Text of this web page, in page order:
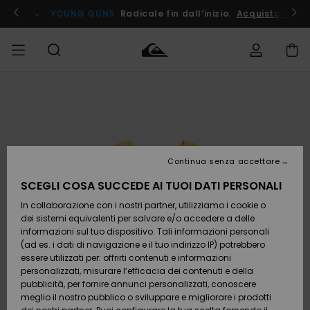
informazioni
prodotto
! YOUNG GUNS Radicale fin dall’inizio. Acquista Ora
Accessori
Calzature
e
infradito
Surf /
Acqua
Accessori
Calzature
e
infradito
Surf /
Acqua
Nuovi
Da
Scoprire
Snow
SURF
Highlights
Comunità
SNOW
Shop
Snow
Shop
Donna
OUTLET
Outlet
Donna
Spedizione
Pagamento
Buono regalo
Quiksilver
Freedom
SCEGLI COSA SUCCEDE AI TUOI DATI PERSONALI
In collaborazione con i nostri partner, utilizziamo i cookie o
dei sistemi equivalenti per salvare e/o accedere a delle
informazioni sul tuo dispositivo. Tali informazioni personali
(ad es. i dati di navigazione e il tuo indirizzo IP) potrebbero
essere utilizzati per: offrirti contenuti e informazioni
personalizzati, misurare l’efficacia dei contenuti e della
pubblicità, per fornire annunci personalizzati, conoscere
meglio il nostro pubblico o sviluppare e migliorare i prodotti
Continua senza accettare